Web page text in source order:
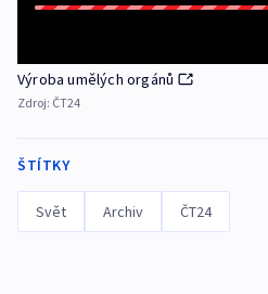
Výroba umělých orgánů
Zdroj: ČT24
ŠTÍTKY
Svět Archiv ČT24